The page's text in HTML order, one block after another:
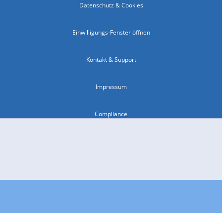
Datenschutz & Cookies
Einwilligungs-Fenster öffnen
Kontakt & Support
Impressum
Compliance